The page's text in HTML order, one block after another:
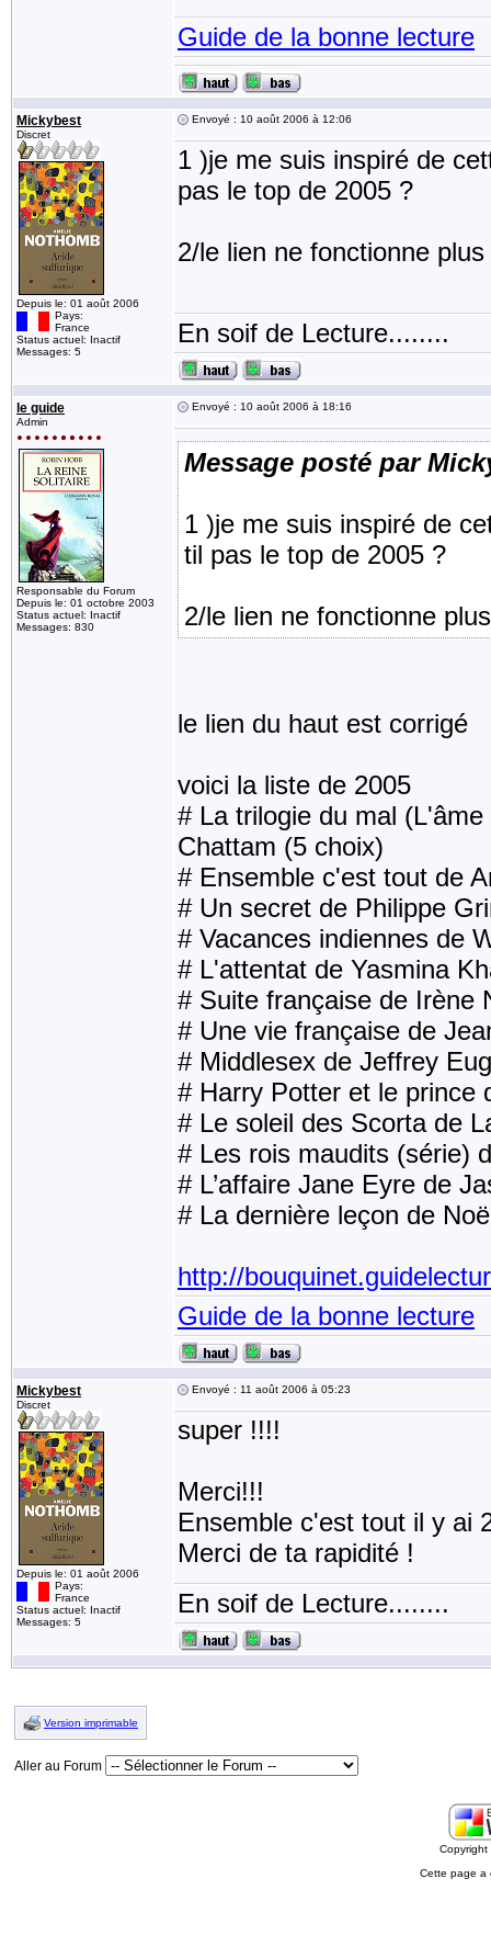
Guide de la bonne lecture
Mickybest
Discret
Depuis le: 01 août 2006
Pays:
France
Status actuel: Inactif
Messages: 5
Envoyé : 10 août 2006 à 12:06
1 )je me suis inspiré de
pas le top de 2005 ?
2/le lien ne fonctionne plus
En soif de Lecture........
le guide
Admin
Responsable du Forum
Depuis le: 01 octobre 2003
Status actuel: Inactif
Messages: 830
Envoyé : 10 août 2006 à 18:16
Message posté par
1 )je me suis inspiré de
til pas le top de 2005 ?
2/le lien ne fonctionne plus
le lien du haut est corrigé
voici la liste de 2005
# La trilogie du mal
Chattam (5 choix)
# Ensemble c'est tout de
# Un secret de Philippe
# Vacances indiennes de
# L'attentat de Yasmina
# Suite française de Irène
# Une vie française de
# Middlesex de Jeffrey
# Harry Potter et le prince
# Le soleil des Scorta de
# Les rois maudits (série)
# L’affaire Jane Eyre de
# La dernière leçon de
http://
Guide de la bonne lecture
Mickybest
Discret
Depuis le: 01 août 2006
Pays:
France
Status actuel: Inactif
Messages: 5
Envoyé : 11 août 2006 à 05:23
super !!!!
Merci!!!
Ensemble c'est tout il y ai
Merci de ta rapidité !
En soif de Lecture........
Version imprimable
Aller au Forum
Cette page a